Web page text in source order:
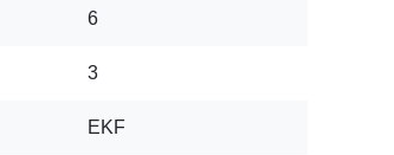
6
3
EKF